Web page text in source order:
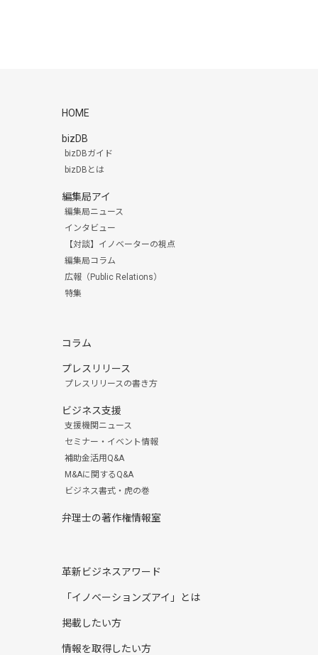
HOME
bizDB
bizDBガイド
bizDBとは
編集局アイ
編集局ニュース
インタビュー
【対談】イノベーターの視点
編集局コラム
広報（Public Relations）
特集
コラム
プレスリリース
プレスリリースの書き方
ビジネス支援
支援機関ニュース
セミナー・イベント情報
補助金活用Q&A
M&Aに関するQ&A
ビジネス書式・虎の巻
弁理士の著作権情報室
革新ビジネスアワード
「イノベーションズアイ」とは
掲載したい方
情報を取得したい方